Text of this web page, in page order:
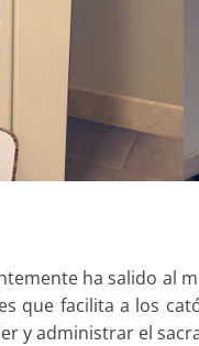
ha salido al
que facilita a los
y administrar el